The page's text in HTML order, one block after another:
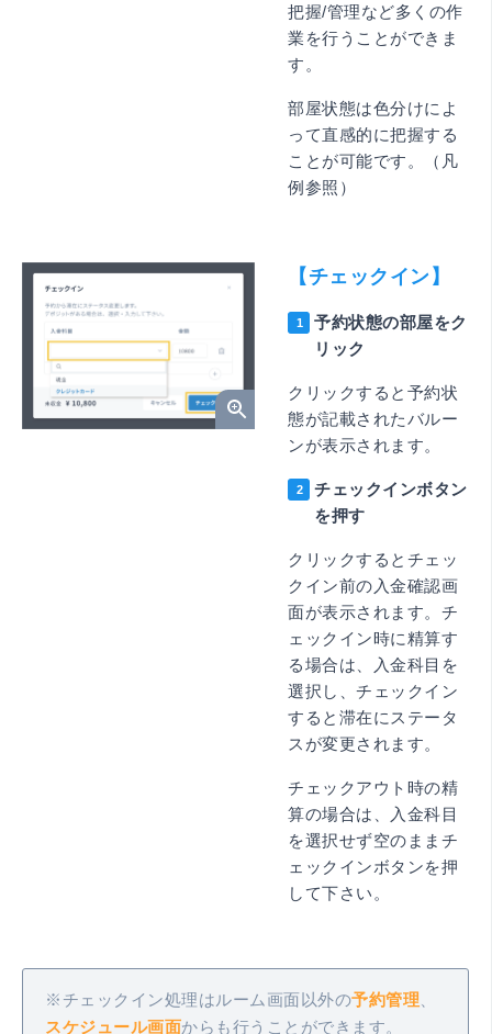
把握/管理など多くの作
業を行うことができま
す。
部屋状態は色分けによ
って直感的に把握する
ことが可能です。（凡
例参照）
【チェックイン】
予約状態の部屋をク
リック
クリックすると予約状
態が記載されたバルー
ンが表示されます。
チェックインボタン
を押す
クリックするとチェッ
クイン前の入金確認画
面が表示されます。チ
ェックイン時に精算す
る場合は、入金科目を
選択し、チェックイン
すると滞在にステータ
スが変更されます。
チェックアウト時の精
算の場合は、入金科目
を選択せず空のままチ
ェックインボタンを押
して下さい。
※チェックイン処理はルーム画面以外の予約管理
スケジュール画面からも行うことができます。